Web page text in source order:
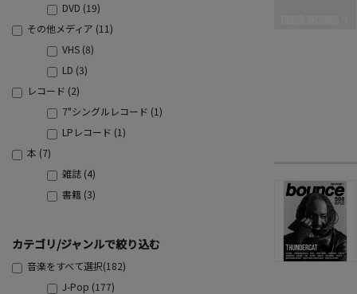
DVD (19)
その他メディア (11)
VHS (8)
LD (3)
レコード (2)
7"シングルレコード (1)
LPレコード (1)
本 (7)
雑誌 (4)
書籍 (3)
カテゴリ/ジャンルで絞り込む
音楽をすべて選択(182)
J-Pop (177)